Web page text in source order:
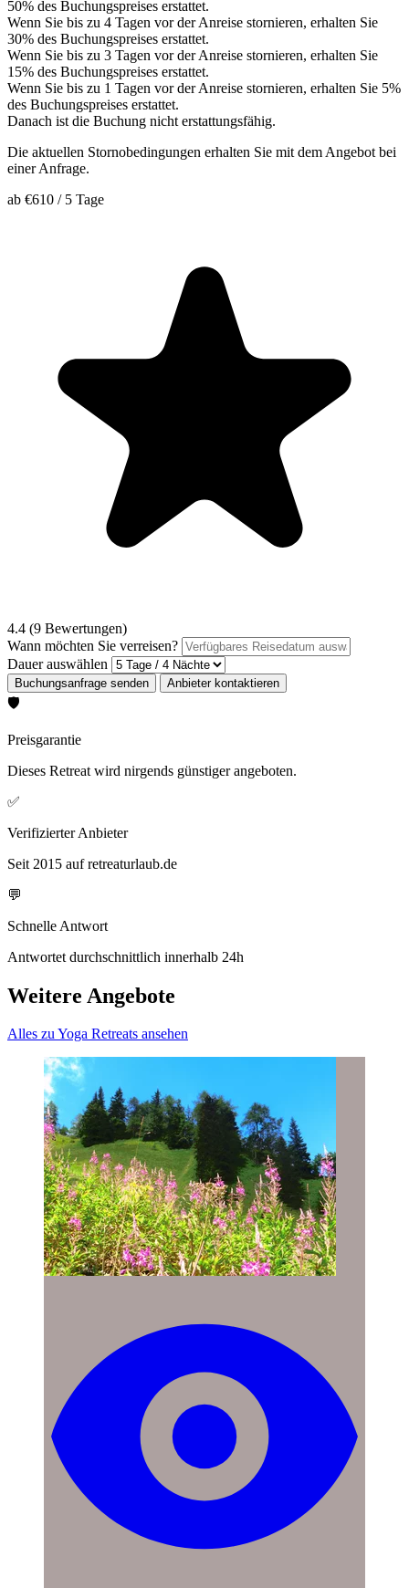
50% des Buchungspreises erstattet.
Wenn Sie bis zu 4 Tagen vor der Anreise stornieren, erhalten Sie
30% des Buchungspreises erstattet.
Wenn Sie bis zu 3 Tagen vor der Anreise stornieren, erhalten Sie
15% des Buchungspreises erstattet.
Wenn Sie bis zu 1 Tagen vor der Anreise stornieren, erhalten Sie 5%
des Buchungspreises erstattet.
Danach ist die Buchung nicht erstattungsfähig.
Die aktuellen Stornobedingungen erhalten Sie mit dem Angebot bei
einer Anfrage.
ab €610 / 5 Tage
4.4 (9 Bewertungen)
Wann möchten Sie verreisen?
Dauer auswählen
🛡️
Preisgarantie
Dieses Retreat wird nirgends günstiger angeboten.
✅
Verifizierter Anbieter
Seit 2015 auf retreaturlaub.de
💬
Schnelle Antwort
Antwortet durchschnittlich innerhalb 24h
Weitere Angebote
Alles zu Yoga Retreats ansehen